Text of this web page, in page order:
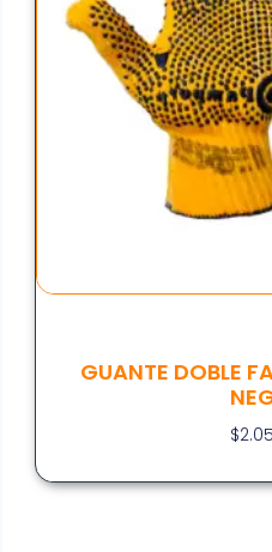
GUANTE DOBLE
$